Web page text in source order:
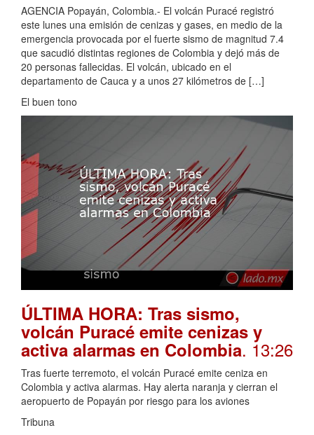
AGENCIA Popayán, Colombia.- El volcán Puracé registró
este lunes una emisión de cenizas y gases, en medio de la
emergencia provocada por el fuerte sismo de magnitud 7.4
que sacudió distintas regiones de Colombia y dejó más de
20 personas fallecidas. El volcán, ubicado en el
departamento de Cauca y a unos 27 kilómetros de […]
El buen tono
ÚLTIMA HORA: Tras sismo,
volcán Puracé emite cenizas y
activa alarmas en Colombia. 13:26
Tras fuerte terremoto, el volcán Puracé emite ceniza en
Colombia y activa alarmas. Hay alerta naranja y cierran el
aeropuerto de Popayán por riesgo para los aviones
Tribuna